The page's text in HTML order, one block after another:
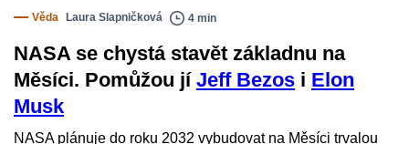
Věda Laura Slapničková 4 min
NASA se chystá stavět základnu na
Měsíci. Pomůžou jí Jeff Bezos i Elon
Musk
NASA plánuje do roku 2032 vybudovat na Měsíci trvalou